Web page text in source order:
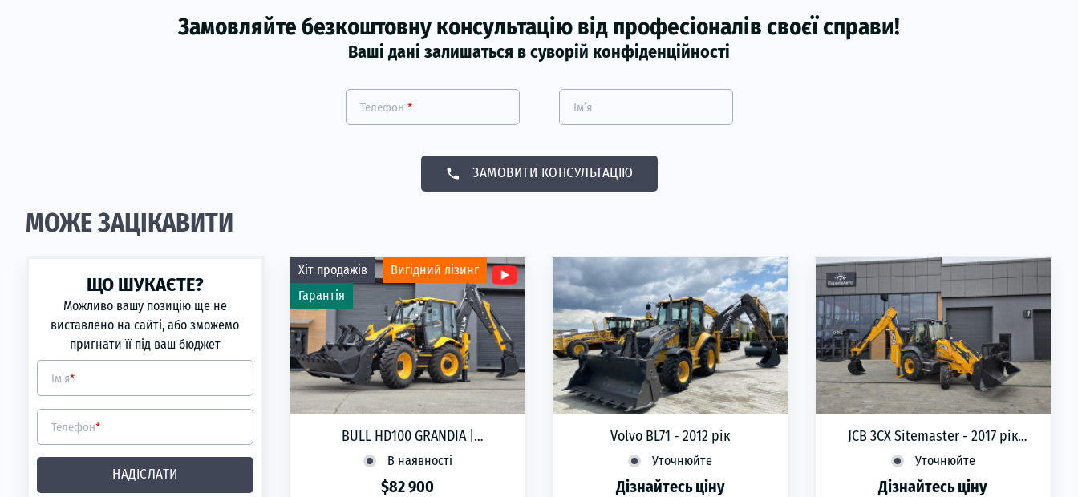
Замовляйте безкоштовну консультацію від професіоналів своєї справи!
Ваші дані залишаться в суворій конфіденційності
Телефон * Ім’я
phone ЗАМОВИТИ КОНСУЛЬТАЦІЮ
МОЖЕ ЗАЦІКАВИТИ
ЩО ШУКАЄТЕ?
Можливо вашу позицію ще не
виставлено на сайті, або зможемо
пригнати її під ваш бюджет
Ім’я*
Телефон*
НАДІСЛАТИ
Хіт продажів
Вигідний лізинг
Гарантія
BULL HD100 GRANDIA |
Рівноколісний екскаватор-
навантажувач | 2026
В наявності
$82 900
Volvo BL71 - 2012 рік
Уточнюйте
Дізнайтесь ціну
JCB 3CX Sitemaster - 2017 рік
Екскаватор навантажувач
Уточнюйте
Дізнайтесь ціну